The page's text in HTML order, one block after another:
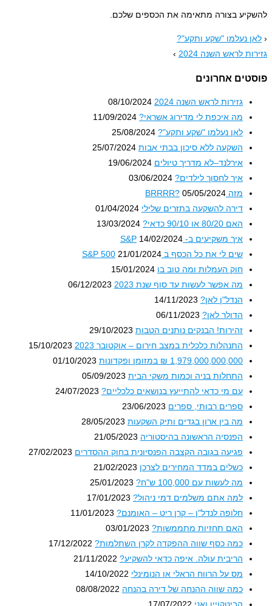
בצורה מתאימה את הכספים שלכם.
נעלמו "שקע ותקע"?
לראש השנה 2024
›
אחרונים
גזירות לראש השנה 2024
08/10/2024
מה איכפת לי מדירוג אשראי? 11/09/2024
לאן נעלמו "שקע ותקע"? 25/08/2024
השקעה ללא סיכון בבתי אבות 25/07/2024
אירלנד–לא מדריך טיולים 19/06/2024
איך לחסוך לילדים? 03/06/2024
מזה BRRRR?
05/05/2024
דירה להשקעה בתזרים שלילי 01/04/2024
האם 80/20 או 90/10 כדאי?
13/03/2024
איך משקיעים ב- S&P14/02/2024
שים לי את כל הכסף ב S&P 50021/01/2024
חוק העמלות ומה טוב בו 15/01/2024
מה אפשר לעשות עד סוף שנת 2023
06/12/2023
הנדל"ן לאן? 14/11/2023
הדולר לאן? 06/11/2023
זהירות! הבנקים נותנים הטבות 29/10/2023
התנהלות כלכלית במצב חירום – אוקטובר 2023
15/10/2023
1,979,000,000,000 ₪ במזומן ופקדונות
01/10/2023
התחלות בניה וכמות משקי הבית 05/09/2023
עם מי כדאי להתייעץ בנושאים כלכליים? 24/07/2023
ספרים רבותי, ספרים 23/06/2023
מה בין ארון בגדים ותיק השקעות 28/05/2023
הפנסיה הראשונה בהיסטוריה 21/05/2023
פגיעה בגובה הקצבה הפנסיונית בחוק ההסדרים 27/02/2023
כשלים במדד המחירים לצרכן 21/02/2023
מה לעשות עם 100,000 ש"ח?
25/01/2023
למה אתם משלמים דמי ניהול? 17/01/2023
חלופה לנדל"ן – קרן ריט – האומנם? 11/01/2023
האם תחזיות מתממשות? 03/01/2023
כמה כסף שווה ההפקדה לקרן השתלמות? 17/12/2022
הריבית עולה. איפה כדאי להשקיע? 21/11/2022
מס על הרווח הראלי או הנומינלי 14/10/2022
כמה שווה ההנחה של דירה בהנחה 08/08/2022